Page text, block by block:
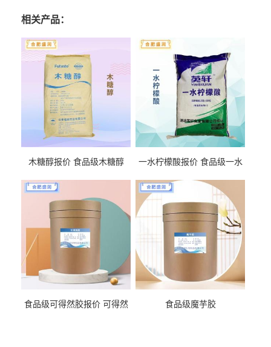
相关产品：
木糖醇报价 食品级木糖醇
一水柠檬酸报价 食品级一水
食品级可得然胶报价 可得然
食品级魔芋胶